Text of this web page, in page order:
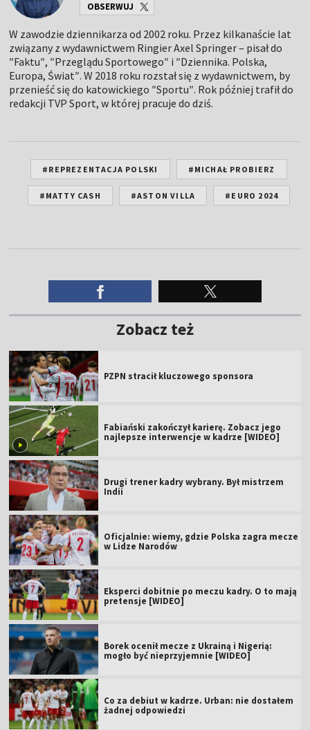
OBSERWUJ
W zawodzie dziennikarza od 2002 roku. Przez kilkanaście lat
związany z wydawnictwem Ringier Axel Springer – pisał do
″Faktu″, ″Przeglądu Sportowego″ i ″Dziennika. Polska,
Europa, Świat″. W 2018 roku rozstał się z wydawnictwem, by
przenieść się do katowickiego ″Sportu″. Rok później trafił do
redakcji TVP Sport, w której pracuje do dziś.
#REPREZENTACJA POLSKI #MICHAŁ PROBIERZ
#MATTY CASH #ASTON VILLA #EURO 2024
Zobacz też
PZPN stracił kluczowego sponsora
Fabiański zakończył karierę. Zobacz jego
najlepsze interwencje w kadrze [WIDEO]
Drugi trener kadry wybrany. Był mistrzem
Indii
Oficjalnie: wiemy, gdzie Polska zagra mecze
w Lidze Narodów
Eksperci dobitnie po meczu kadry. O to mają
pretensje [WIDEO]
Borek ocenił mecze z Ukrainą i Nigerią:
mogło być nieprzyjemnie [WIDEO]
Co za debiut w kadrze. Urban: nie dostałem
żadnej odpowiedzi